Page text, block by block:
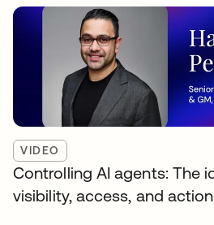
VIDEO
Controlling AI agents: The
visibility, access, and action